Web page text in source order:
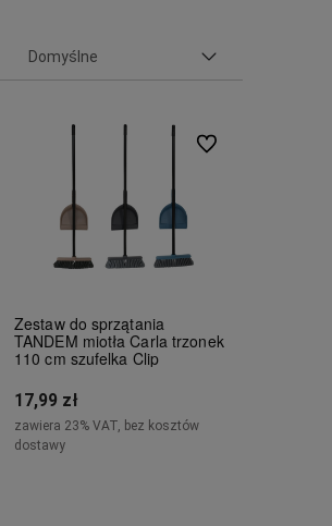
Zestaw do sprzątania
TANDEM miotła Carla trzonek
110 cm szufelka Clip
17,99 zł
zawiera 23% VAT, bez kosztów
dostawy
Do ulubionych